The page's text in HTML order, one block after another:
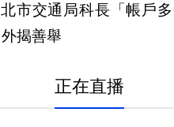
北市交通局科長「帳戶
外揭善舉
正在直播